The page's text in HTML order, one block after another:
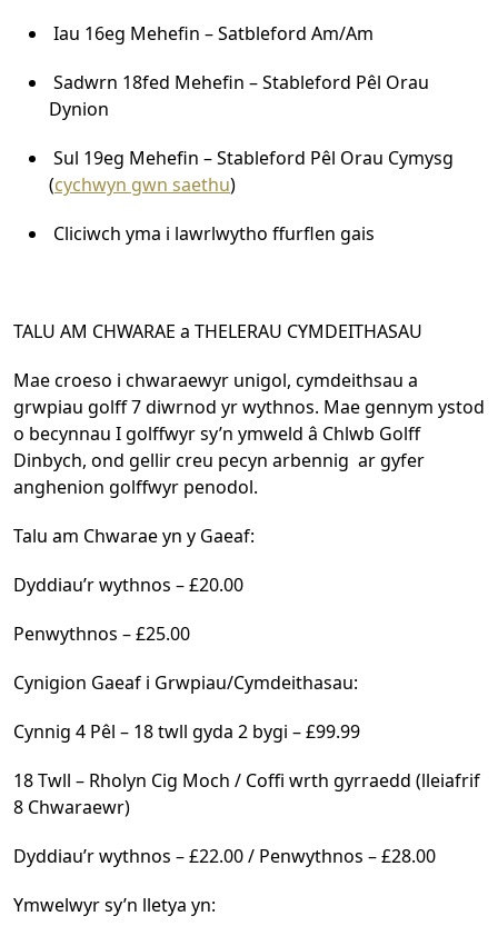
Iau 16eg Mehefin – Satbleford Am/Am
Sadwrn 18fed Mehefin – Stableford Pêl Orau
Dynion
Sul 19eg Mehefin – Stableford Pêl Orau Cymysg
(cychwyn gwn saethu)
Cliciwch yma i lawrlwytho ffurflen gais
TALU AM CHWARAE a THELERAU CYMDEITHASAU
Mae croeso i chwaraewyr unigol, cymdeithsau a
grwpiau golff 7 diwrnod yr wythnos. Mae gennym ystod
o becynnau I golffwyr sy’n ymweld â Chlwb Golff
Dinbych, ond gellir creu pecyn arbennig ar gyfer
anghenion golffwyr penodol.
Talu am Chwarae yn y Gaeaf:
Dyddiau’r wythnos – £20.00
Penwythnos – £25.00
Cynigion Gaeaf i Grwpiau/Cymdeithasau:
Cynnig 4 Pêl – 18 twll gyda 2 bygi – £99.99
18 Twll – Rholyn Cig Moch / Coffi wrth gyrraedd (lleiafrif
8 Chwaraewr)
Dyddiau’r wythnos – £22.00 / Penwythnos – £28.00
Ymwelwyr sy’n lletya yn: